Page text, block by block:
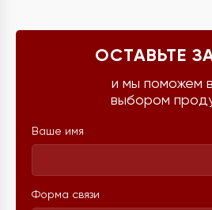
ОСТАВЬТЕ
и мы поможем
выбором
Ваше имя
Форма связи